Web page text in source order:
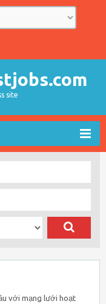
site
với mạng lưới hoạt